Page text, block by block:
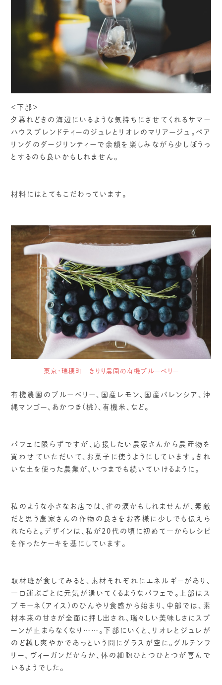
＜下部＞
夕暮れどきの海辺にいるような気持ちにさせてくれるサマー
ハウスブレンドティーのジュレとリオレのマリアージュ。ペア
リングのダージリンティーで余韻を楽しみながら少しぼうっ
とするのも良いかもしれません。
材料にはとてもこだわっています。
東京・瑞穂町 きりり農園の有機ブルーベリー
有機農園のブルーベリー、国産レモン、国産バレンシア、沖
縄マンゴー、あかつき(桃)、有機米、など。
パフェに限らずですが、応援したい農家さんから農産物を
買わせていただいて、お菓子に使うようにしています。きれ
いな土を使った農業が、いつまでも続いていけるように。
私のような小さなお店では、雀の涙かもしれませんが、素敵
だと思う農家さんの作物の良さをお客様に少しでも伝えら
れたらと。デザインは、私が20代の頃に初めて一からレシピ
を作ったケーキを基にしています。
取材班が食してみると、素材それぞれにエネルギーがあり、
一口運ぶごとに元気が湧いてくるようなパフェで。上部はス
プモーネ(アイス)のひんやり食感から始まり、中部では、素
材本来の甘さが全面に押し出され、瑞々しい美味しさにスプ
ーンが止まらなくなり……。下部にいくと、リオレとジュレが
のど越し爽やかであっという間にグラスが空に。グルテンフ
リー、ヴィーガンだからか、体の細胞ひとつひとつが喜んで
いるようでした。